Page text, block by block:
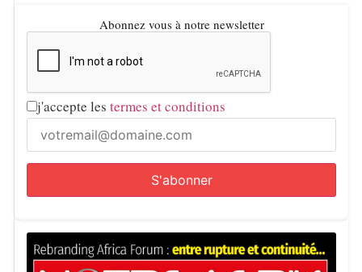
Abonnez vous à notre newsletter
j'accepte les termes et conditions